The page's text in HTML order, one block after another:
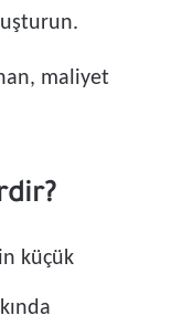
maliyet
küçük